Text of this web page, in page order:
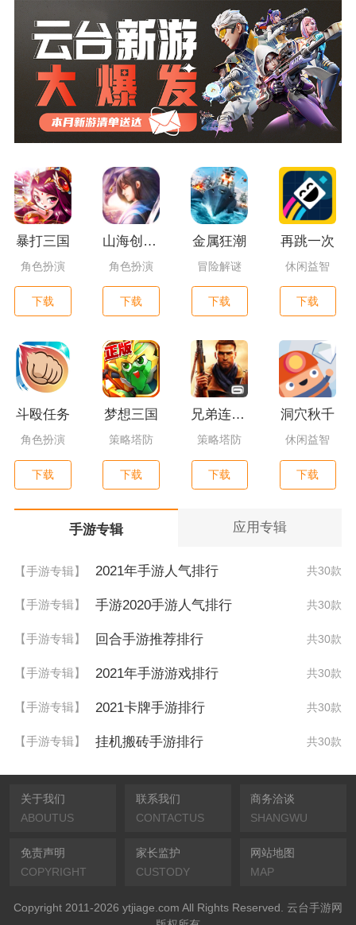
暴打三国
角色扮演
下载
山海创世录一剑天逆
角色扮演
下载
金属狂潮
冒险解谜
下载
再跳一次
休闲益智
下载
斗殴任务
角色扮演
下载
梦想三国
策略塔防
下载
兄弟连3：战争之子
策略塔防
下载
洞穴秋千
休闲益智
下载
手游专辑 应用专辑
【手游专辑】 2021年手游人气排行 共30款
【手游专辑】 手游2020手游人气排行 共30款
【手游专辑】 回合手游推荐排行 共30款
【手游专辑】 2021年手游游戏排行 共30款
【手游专辑】 2021卡牌手游排行 共30款
【手游专辑】 挂机搬砖手游排行 共30款
关于我们
ABOUTUS
联系我们
CONTACTUS
商务洽谈
SHANGWU
免责声明
COPYRIGHT
家长监护
CUSTODY
网站地图
MAP
Copyright 2011-2026 ytjiage.com All Rights Reserved. 云台手游网